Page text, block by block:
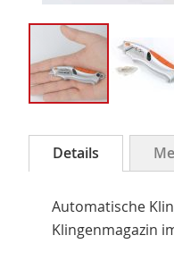
Anfang
springen
Details
Automatische
Klingenmagazin